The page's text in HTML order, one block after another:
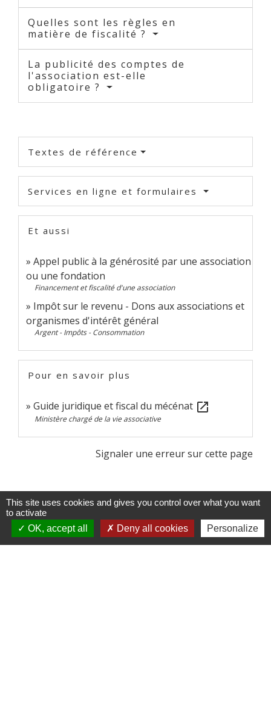
Quelles sont les règles en
matière de fiscalité ?
La publicité des comptes de
l'association est-elle
obligatoire ?
Textes de référence
Services en ligne et formulaires
Et aussi
Appel public à la générosité par une association
ou une fondation
Financement et fiscalité d'une association
Impôt sur le revenu - Dons aux associations et
organismes d'intérêt général
Argent - Impôts - Consommation
Pour en savoir plus
Guide juridique et fiscal du mécénat open_in_new
Ministère chargé de la vie associative
Signaler une erreur sur cette page
Contacts
This site uses cookies and gives you control over what you want
to activate
OK, accept all
Deny all cookies Personalize